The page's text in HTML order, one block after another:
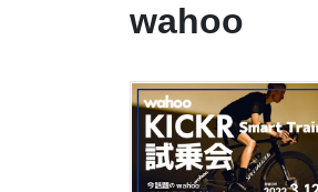
wahoo